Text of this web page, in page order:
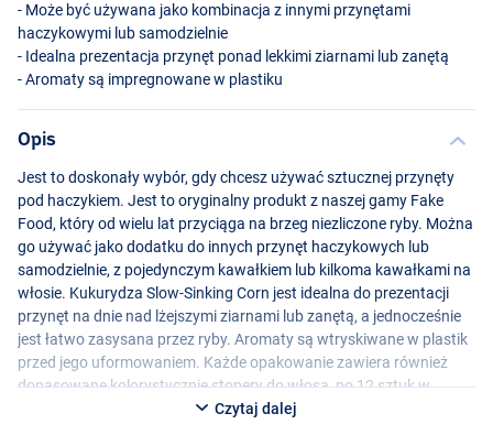
- Może być używana jako kombinacja z innymi przynętami
haczykowymi lub samodzielnie
- Idealna prezentacja przynęt ponad lekkimi ziarnami lub zanętą
- Aromaty są impregnowane w plastiku
Opis
Jest to doskonały wybór, gdy chcesz używać sztucznej przynęty
pod haczykiem. Jest to oryginalny produkt z naszej gamy Fake
Food, który od wielu lat przyciąga na brzeg niezliczone ryby. Można
go używać jako dodatku do innych przynęt haczykowych lub
samodzielnie, z pojedynczym kawałkiem lub kilkoma kawałkami na
włosie. Kukurydza Slow-Sinking Corn jest idealna do prezentacji
przynęt na dnie nad lżejszymi ziarnami lub zanętą, a jednocześnie
jest łatwo zasysana przez ryby. Aromaty są wtryskiwane w plastik
przed jego uformowaniem. Każde opakowanie zawiera również
dopasowane kolorystycznie stopery do włosa, po 12 sztuk w
Czytaj dalej